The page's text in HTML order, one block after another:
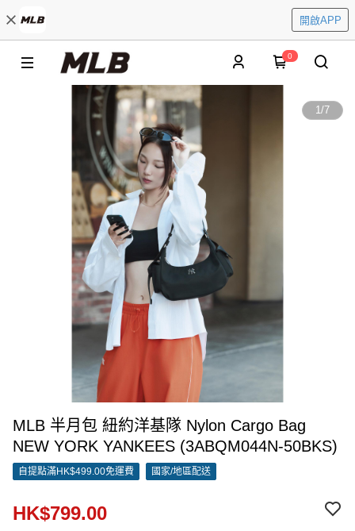
開啟APP
0
1/7
MLB 半月包 紐約洋基隊 Nylon Cargo Bag
NEW YORK YANKEES (3ABQM044N-50BKS)
自提點滿HK$499.00免運費 國家/地區配送
HK$799.00